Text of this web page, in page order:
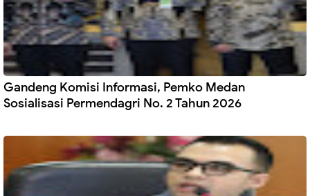
Gandeng Komisi Informasi, Pemko Medan
Sosialisasi Permendagri No. 2 Tahun 2026